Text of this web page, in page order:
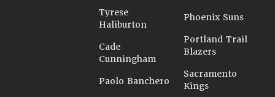
Tyrese
Haliburton
Cade
Cunningham
Paolo Banchero
Phoenix Suns
Portland Trail
Blazers
Sacramento
Kings